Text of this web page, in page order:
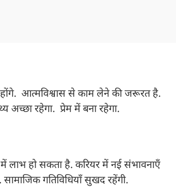
होंगे. आत्मविश्वास से काम लेने की जरूरत है.
अच्छा रहेगा. प्रेम में बना रहेगा.
लाभ हो सकता है. करियर में नई संभावनाएँ
गतिविधियाँ सुखद रहेंगी.